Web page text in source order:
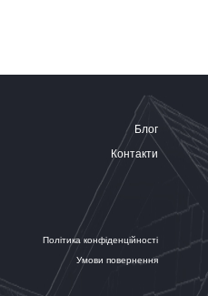
Блог
Контакти
Політика конфіденційності
Умови повернення